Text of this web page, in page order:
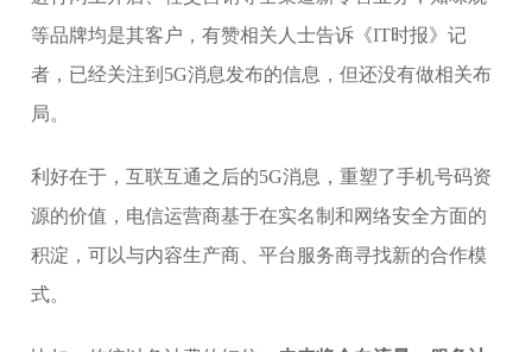
等品牌均是其客户，有赞相关人士告诉《IT时报》记
者，已经关注到5G消息发布的信息，但还没有做相关布
局。
利好在于，互联互通之后的5G消息，重塑了手机号码资
源的价值，电信运营商基于在实名制和网络安全方面的
积淀，可以与内容生产商、平台服务商寻找新的合作模
式。